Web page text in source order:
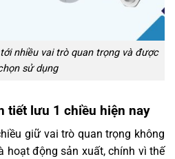
nhiều vai trò quan trọng và được
sử dụng
tiết lưu 1 chiều hiện nay
giữ vai trò quan trọng không
hoạt động sản xuất, chính vì thế